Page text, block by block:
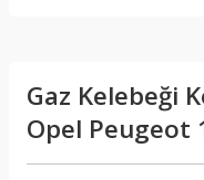
Gaz Kelebeği
Opel Peugeot